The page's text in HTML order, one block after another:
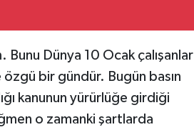
Dünya 10 Ocak çalışanlar
bir gündür. Bugün basın
kanunun yürürlüğe girdiği
o zamanki şartlarda